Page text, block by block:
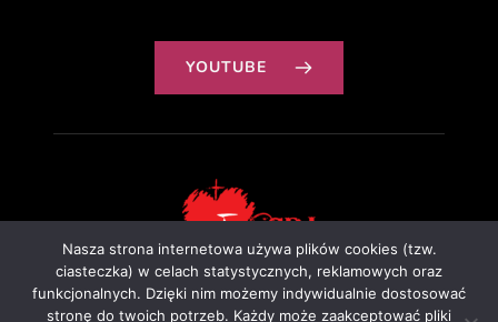
YOUTUBE
Projekt: Ewa Szałkowska
Nasza strona internetowa używa plików cookies (tzw.
ciasteczka) w celach statystycznych, reklamowych oraz
funkcjonalnych. Dzięki nim możemy indywidualnie dostosować
stronę do twoich potrzeb. Każdy może zaakceptować pliki